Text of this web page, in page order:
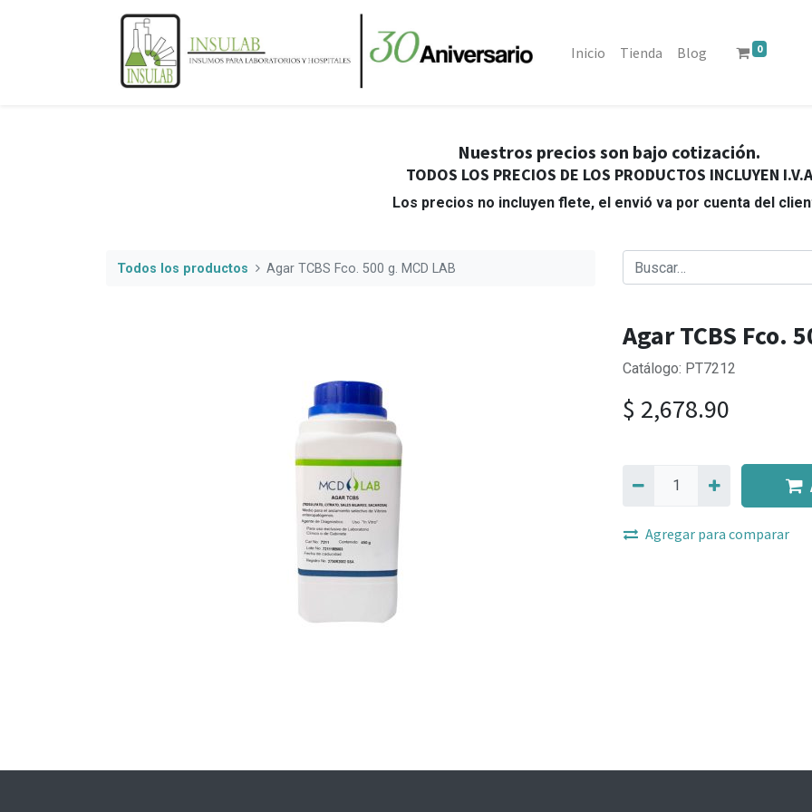
Inicio Tienda Blog 0
Nuestros precios son bajo cotización.
TODOS LOS PRECIOS DE LOS PRODUCTOS INCLUYEN I.V.A
Los precios no incluyen flete, el envió va por cuenta del
Todos los productos Agar TCBS Fco. 500 g. MCD LAB
Agar TCBS Fco.
Catálogo: PT7212
$ 2,678.90
Agregar para comparar